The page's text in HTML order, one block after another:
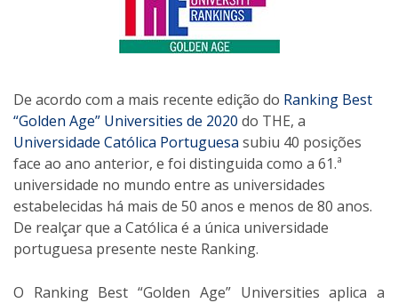
De acordo com a mais recente edição do Ranking Best
“Golden Age” Universities de 2020 do THE, a
Universidade Católica Portuguesa subiu 40 posições
face ao ano anterior, e foi distinguida como a 61.ª
universidade no mundo entre as universidades
estabelecidas há mais de 50 anos e menos de 80 anos.
De realçar que a Católica é a única universidade
portuguesa presente neste Ranking.
O Ranking Best “Golden Age” Universities aplica a